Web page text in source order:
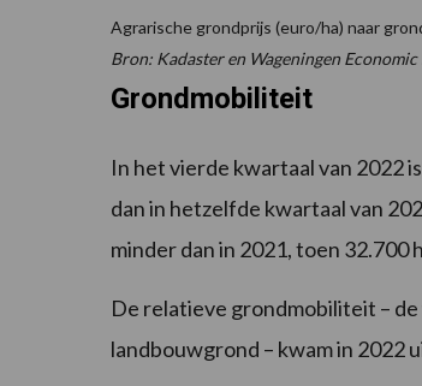
Agrarische grondprijs (euro/ha) naar
Bron: Kadaster en Wageningen Economic
Grondmobiliteit
In het vierde kwartaal van 2022
dan in hetzelfde kwartaal van
minder dan in 2021, toen 32.700
De relatieve grondmobiliteit –
landbouwgrond – kwam in 2022